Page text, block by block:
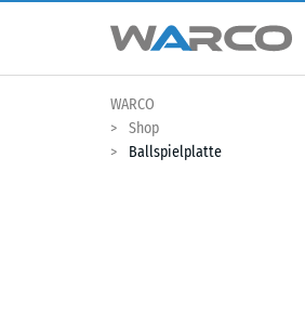
WARCO
Shop
Ballspielplatte